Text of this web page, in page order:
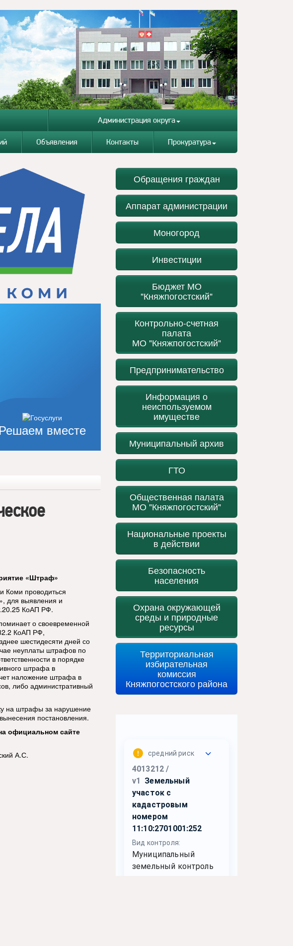
Администрация округа
Объявления Контакты Прокуратура
Решаем вместе
«Штраф»
Коми проводиться
для выявления и
КоАП РФ.
о своевременной
КоАП РФ,
шестидесяти дней со
неуплаты штрафов по
в порядке
штрафа в
наложение штрафа в
либо административный
на штрафы за нарушение
постановления.
официальном сайте
А.С.
Обращения граждан
Аппарат администрации
Моногород
Инвестиции
Бюджет МО
"Княжпогостский"
Контрольно-счетная
палата
МО "Княжпогостский"
Предпринимательство
Информация о
неиспользуемом
имуществе
Муниципальный архив
ГТО
Общественная палата
МО "Княжпогостский"
Национальные проекты
в действии
Безопасность
населения
Охрана окружающей
среды и природные
ресурсы
Территориальная
избирательная
комиссия
Княжпогостского района